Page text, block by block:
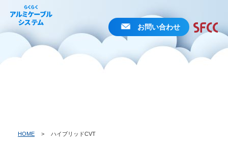
お問い合わせ
HOME > ハイブリッドCVT